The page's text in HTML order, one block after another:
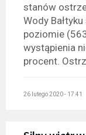
stanów
Wody
poziomie
wystąpienia
procent.
26 lutego 2020 - 17:41